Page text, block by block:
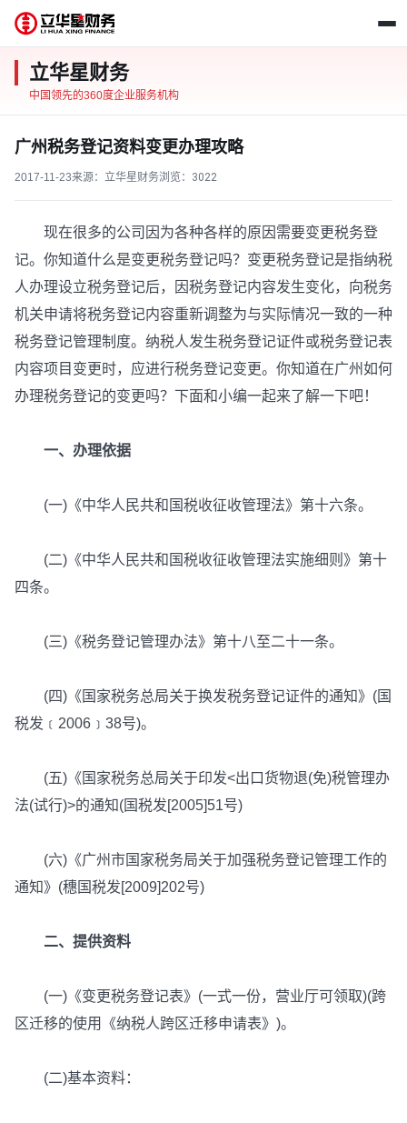
立华星财务
中国领先的360度企业服务机构
广州税务登记资料变更办理攻略
2017-11-23来源：立华星财务浏览： 3022
现在很多的公司因为各种各样的原因需要变更税务登
记。你知道什么是变更税务登记吗？变更税务登记是指纳税
人办理设立税务登记后，因税务登记内容发生变化，向税务
机关申请将税务登记内容重新调整为与实际情况一致的一种
税务登记管理制度。纳税人发生税务登记证件或税务登记表
内容项目变更时，应进行税务登记变更。你知道在广州如何
办理税务登记的变更吗？下面和小编一起来了解一下吧！
一、办理依据
(一)《中华人民共和国税收征收管理法》第十六条。
(二)《中华人民共和国税收征收管理法实施细则》第十
四条。
(三)《税务登记管理办法》第十八至二十一条。
(四)《国家税务总局关于换发税务登记证件的通知》(国
税发﹝2006﹞38号)。
(五)《国家税务总局关于印发<出口货物退(免)税管理办
法(试行)>的通知(国税发[2005]51号)
(六)《广州市国家税务局关于加强税务登记管理工作的
通知》(穗国税发[2009]202号)
二、提供资料
(一)《变更税务登记表》(一式一份，营业厅可领取)(跨
区迁移的使用《纳税人跨区迁移申请表》)。
(二)基本资料：